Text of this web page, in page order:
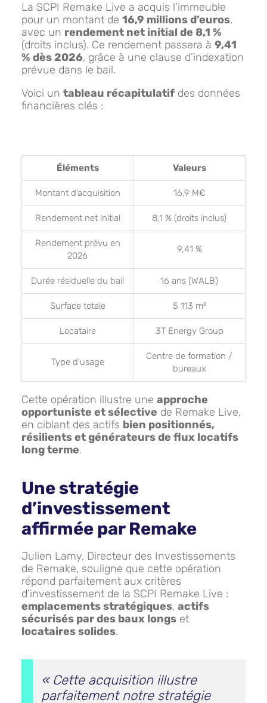
La SCPI Remake Live a acquis l’immeuble
pour un montant de 16,9 millions d’euros,
avec un rendement net initial de 8,1 %
(droits inclus). Ce rendement passera à 9,41
% dès 2026, grâce à une clause d’indexation
prévue dans le bail.
Voici un tableau récapitulatif des données
financières clés :
Éléments Valeurs
Montant d’acquisition 16,9 M€
Rendement net initial 8,1 % (droits inclus)
Rendement prévu en
2026
9,41 %
Durée résiduelle du bail 16 ans (WALB)
Surface totale 5 113 m²
Locataire 3T Energy Group
Type d’usage
Centre de formation /
bureaux
Cette opération illustre une approche
opportuniste et sélective de Remake Live,
en ciblant des actifs bien positionnés,
résilients et générateurs de flux locatifs
long terme.
Une stratégie
d’investissement
affirmée par Remake
Julien Lamy, Directeur des Investissements
de Remake, souligne que cette opération
répond parfaitement aux critères
d’investissement de la SCPI Remake Live :
emplacements stratégiques, actifs
sécurisés par des baux longs et
locataires solides.
« Cette acquisition illustre
parfaitement notre stratégie